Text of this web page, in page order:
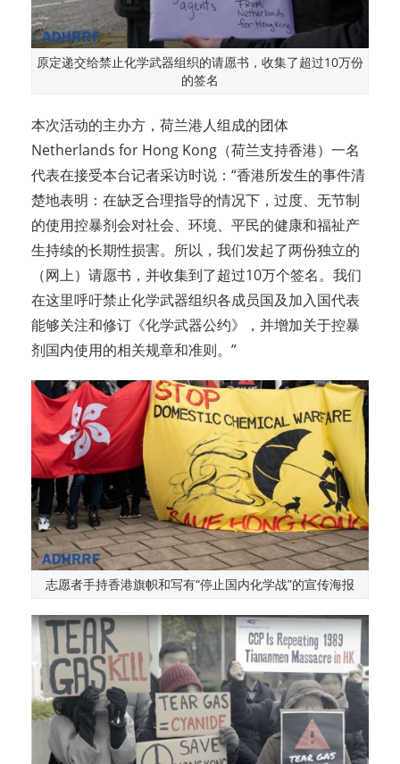
原定递交给禁止化学武器组织的请愿书，收集了超过10万份
的签名
本次活动的主办方，荷兰港人组成的团体
Netherlands for Hong Kong（荷兰支持香港）一名
代表在接受本台记者采访时说：“香港所发生的事件清
楚地表明：在缺乏合理指导的情况下，过度、无节制
的使用控暴剂会对社会、环境、平民的健康和福祉产
生持续的长期性损害。所以，我们发起了两份独立的
（网上）请愿书，并收集到了超过10万个签名。我们
在这里呼吁禁止化学武器组织各成员国及加入国代表
能够关注和修订《化学武器公约》，并增加关于控暴
剂国内使用的相关规章和准则。”
志愿者手持香港旗帜和写有“停止国内化学战”的宣传海报